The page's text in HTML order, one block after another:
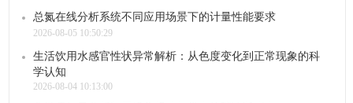
总氮在线分析系统不同应用场景下的计量性能要求
2026-08-05 10:50:29
生活饮用水感官性状异常解析：从色度变化到正常现象的科
学认知
2026-08-04 10:13:00